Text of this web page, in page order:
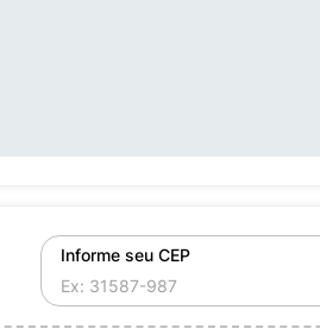
Informe seu CEP